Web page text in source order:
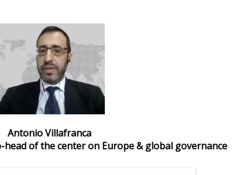
Antonio Villafranca
of the center on Europe & global governance